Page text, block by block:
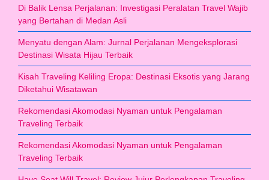
Di Balik Lensa Perjalanan: Investigasi Peralatan Travel Wajib
yang Bertahan di Medan Asli
Menyatu dengan Alam: Jurnal Perjalanan Mengeksplorasi
Destinasi Wisata Hijau Terbaik
Kisah Traveling Keliling Eropa: Destinasi Eksotis yang Jarang
Diketahui Wisatawan
Rekomendasi Akomodasi Nyaman untuk Pengalaman
Traveling Terbaik
Rekomendasi Akomodasi Nyaman untuk Pengalaman
Traveling Terbaik